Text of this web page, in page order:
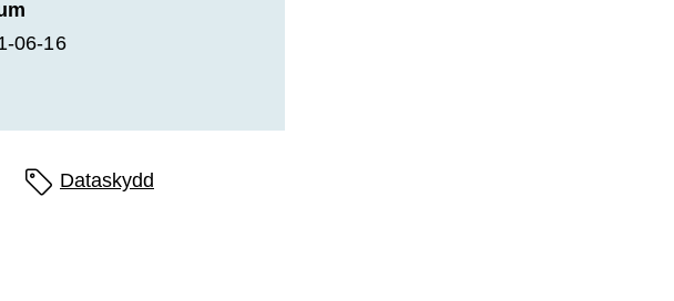
06-16
Sidans etiketter
Dataskydd